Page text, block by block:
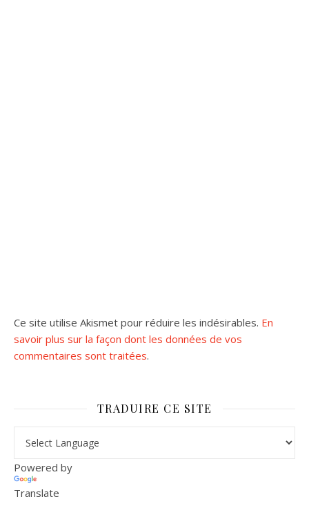
Ce site utilise Akismet pour réduire les indésirables. En
savoir plus sur la façon dont les données de vos
commentaires sont traitées.
TRADUIRE CE SITE
Powered by
Translate